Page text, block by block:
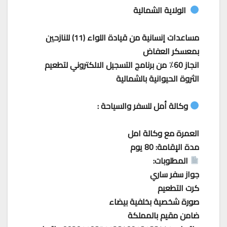
الولاية الشمالية
مساعدات إنسانية من قيادة اللواء (11) للنازحين
بمعسكر العفاض
انجاز 60٪ من برنامج التسجيل الالكتروني لتطعيم
الثروة الحيوانية بالشمالية
وكالة أمل للسفر والسياحة :
العمرة مع وكالة امل
مدة الإقامة: 80 يوم
المطلوبات:
جواز سفر ساري
كرت التطعيم
صورة شخصية بخلفية بيضاء
ضامن مقيم بالمملكة